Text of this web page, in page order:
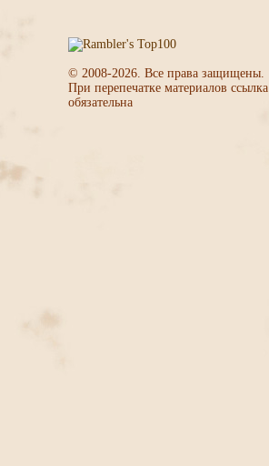
© 2008-2026. Все права защищены.
При перепечатке материалов ссылка
обязательна